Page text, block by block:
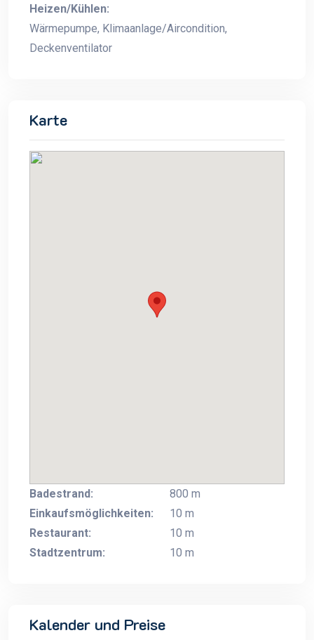
Heizen/Kühlen:
Wärmepumpe, Klimaanlage/Aircondition,
Deckenventilator
Karte
Badestrand:
800 m
Einkaufsmöglichkeiten:
10 m
Restaurant:
10 m
Stadtzentrum:
10 m
Kalender und Preise